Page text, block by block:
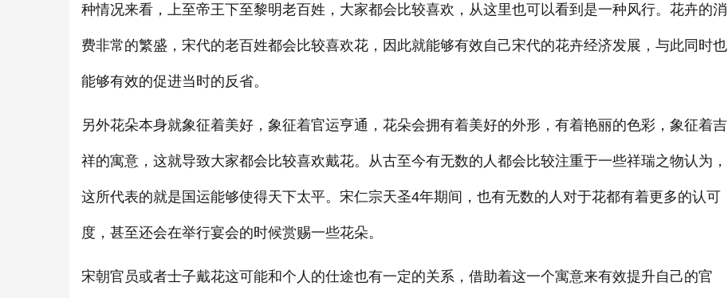
种情况来看，上至帝王下至黎明老百姓，大家都会比较喜欢，从这里也可以看到是一种风行。花卉的消
费非常的繁盛，宋代的老百姓都会比较喜欢花，因此就能够有效自己宋代的花卉经济发展，与此同时也
能够有效的促进当时的反省。
另外花朵本身就象征着美好，象征着官运亨通，花朵会拥有着美好的外形，有着艳丽的色彩，象征着吉
祥的寓意，这就导致大家都会比较喜欢戴花。从古至今有无数的人都会比较注重于一些祥瑞之物认为，
这所代表的就是国运能够使得天下太平。宋仁宗天圣4年期间，也有无数的人对于花都有着更多的认可
度，甚至还会在举行宴会的时候赏赐一些花朵。
宋朝官员或者士子戴花这可能和个人的仕途也有一定的关系，借助着这一个寓意来有效提升自己的官